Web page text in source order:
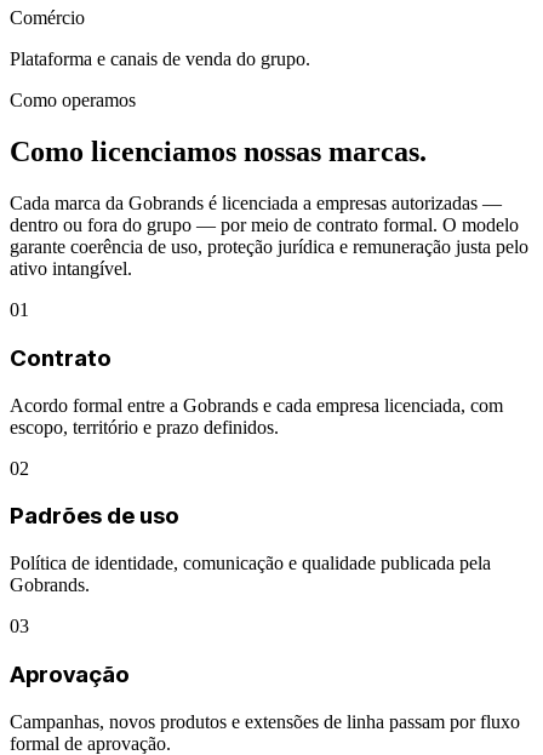
Comércio
Plataforma e canais de venda do grupo.
Como operamos
Como licenciamos nossas marcas.
Cada marca da Gobrands é licenciada a empresas autorizadas —
dentro ou fora do grupo — por meio de contrato formal. O modelo
garante coerência de uso, proteção jurídica e remuneração justa pelo
ativo intangível.
01
Contrato
Acordo formal entre a Gobrands e cada empresa licenciada, com
escopo, território e prazo definidos.
02
Padrões de uso
Política de identidade, comunicação e qualidade publicada pela
Gobrands.
03
Aprovação
Campanhas, novos produtos e extensões de linha passam por fluxo
formal de aprovação.